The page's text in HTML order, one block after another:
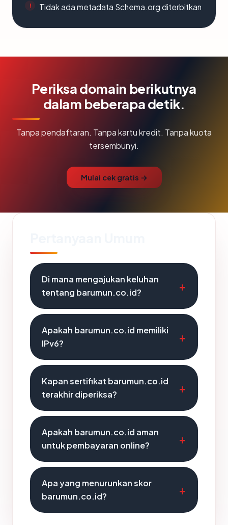
Tidak ada metadata Schema.org diterbitkan
Periksa domain berikutnya
dalam beberapa detik.
Tanpa pendaftaran. Tanpa kartu kredit. Tanpa kuota
tersembunyi.
Mulai cek gratis →
Di mana mengajukan keluhan
tentang barumun.co.id?
Apakah barumun.co.id memiliki
IPv6?
Kapan sertifikat barumun.co.id
terakhir diperiksa?
Apakah barumun.co.id aman
untuk pembayaran online?
Apa yang menurunkan skor
barumun.co.id?